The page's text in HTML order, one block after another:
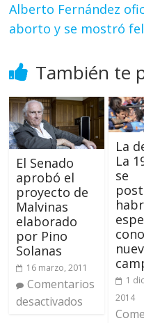
Alberto Fernández
aborto y se mostró
También te
El Senado
aprobó el
proyecto de
Malvinas
elaborado
por Pino
Solanas
16 marzo, 2011
Comentarios
desactivados
La
La
se
1
2014